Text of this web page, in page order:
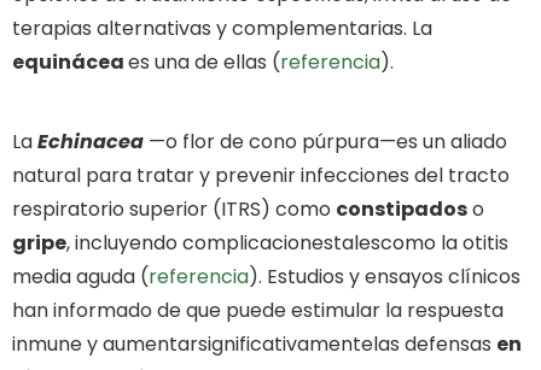
terapias alternativas y complementarias. La
equináceaes una de ellas (referencia).
LaEchinacea —o flor de cono púrpura—es un aliado
natural para tratar y prevenir infecciones del tracto
respiratorio superior (ITRS) como constipadoso
gripe, incluyendo complicacionestalescomo la otitis
media aguda (referencia). Estudios y ensayos clínicos
han informado de que puede estimular la respuesta
inmune y aumentarsignificativamentelas defensas en